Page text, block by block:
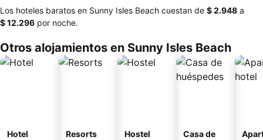
Los hoteles baratos en Sunny Isles Beach cuestan de ‎$ 2.948 a
‎$ 12.296 por noche.
Otros alojamientos en Sunny Isles Beach
Hotel Resorts Hostel
Casa de